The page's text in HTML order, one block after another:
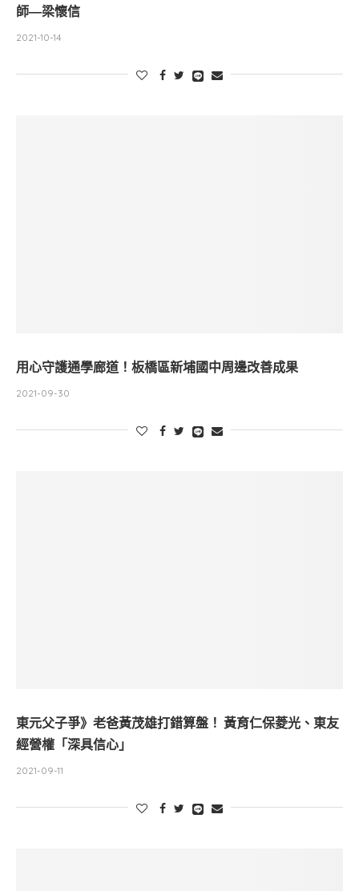
師―梁懷信
2021-10-14
用心守護通學廊道！板橋區新埔國中周邊改善成果
2021-09-30
東元父子爭》老爸黃茂雄打錯算盤！ 黃育仁保菱光、東友
經營權「深具信心」
2021-09-11